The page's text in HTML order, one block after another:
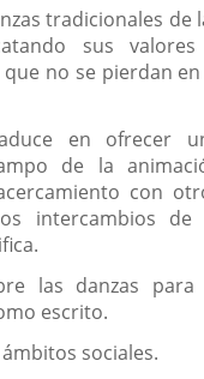
tradicionales de
sus
no se pierdan
en ofrecer
de la
con
intercambios de
las danzas para
escrito.
sociales.